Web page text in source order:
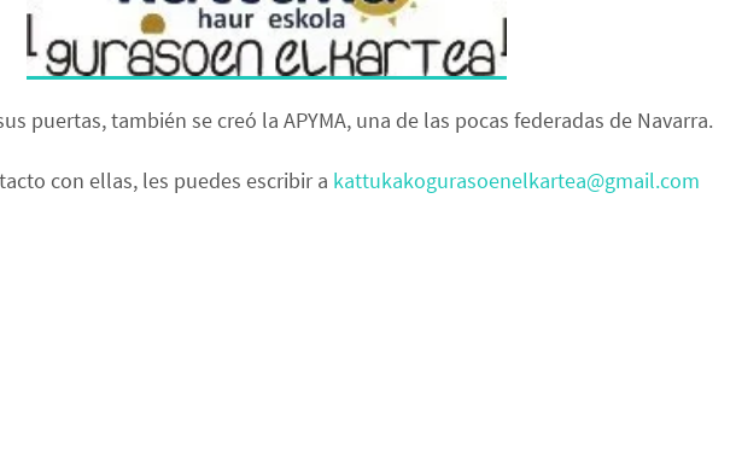
puertas, también se creó la APYMA, una de las pocas federadas de Navarra.
con ellas, les puedes escribir a kattukakogurasoenelkartea@gmail.com